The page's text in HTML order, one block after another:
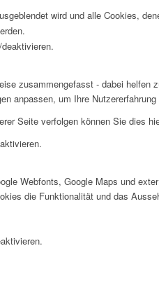
wird und alle Cookies,
zusammengefasst - dabei
anpassen, um Ihre
Seite verfolgen können Sie dies
Webfonts, Google Maps und
die Funktionalität und das